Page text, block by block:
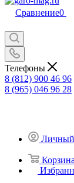
Сравнение0
Телефоны
8 (812) 900 46 96
8 (965) 046 96 28
Личный
Корзина